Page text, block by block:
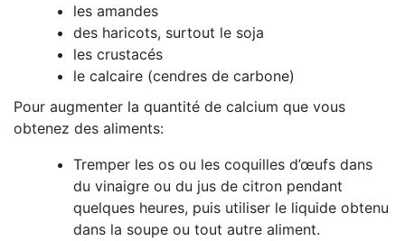
les amandes
des haricots, surtout le soja
les crustacés
le calcaire (cendres de carbone)
Pour augmenter la quantité de calcium que vous
obtenez des aliments:
Tremper les os ou les coquilles d’œufs dans
du vinaigre ou du jus de citron pendant
quelques heures, puis utiliser le liquide obtenu
dans la soupe ou tout autre aliment.